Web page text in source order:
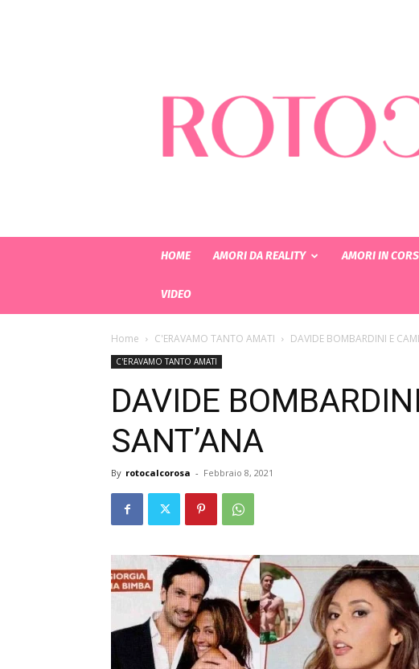
HOME AMORI DA REALITY AMORI IN
VIDEO
Home C'ERAVAMO TANTO AMATI DAVIDE BOMBARDINI E
C'ERAVAMO TANTO AMATI
DAVIDE
SANT’ANA
By rotocalcorosa - Febbraio 8, 2021